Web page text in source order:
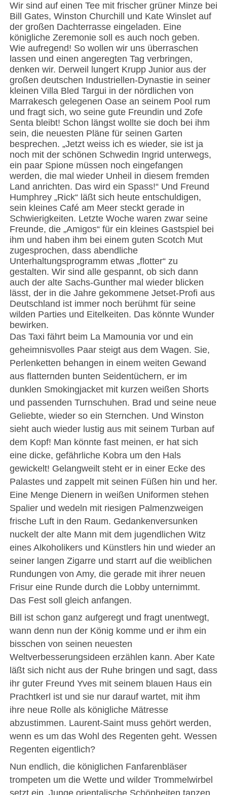
Wir sind auf einen Tee mit frischer grüner Minze bei
Bill Gates, Winston Churchill und Kate Winslet auf
der großen Dachterrasse eingeladen. Eine
königliche Zeremonie soll es auch noch geben.
Wie aufregend! So wollen wir uns überraschen
lassen und einen angeregten Tag verbringen,
denken wir. Derweil lungert Krupp Junior aus der
großen deutschen Industriellen-Dynastie in seiner
kleinen Villa Bled Targui in der nördlichen von
Marrakesch gelegenen Oase an seinem Pool rum
und fragt sich, wo seine gute Freundin und Zofe
Senta bleibt! Schon längst wollte sie doch bei ihm
sein, die neuesten Pläne für seinen Garten
besprechen. „Jetzt weiss ich es wieder, sie ist ja
noch mit der schönen Schwedin Ingrid unterwegs,
ein paar Spione müssen noch eingefangen
werden, die mal wieder Unheil in diesem fremden
Land anrichten. Das wird ein Spass!“ Und Freund
Humphrey „Rick“ läßt sich heute entschuldigen,
sein kleines Café am Meer steckt gerade in
Schwierigkeiten. Letzte Woche waren zwar seine
Freunde, die „Amigos“ für ein kleines Gastspiel bei
ihm und haben ihm bei einem guten Scotch Mut
zugesprochen, dass abendliche
Unterhaltungsprogramm etwas „flotter“ zu
gestalten. Wir sind alle gespannt, ob sich dann
auch der alte Sachs-Gunther mal wieder blicken
lässt, der in die Jahre gekommene Jetset-Profi aus
Deutschland ist immer noch berühmt für seine
wilden Parties und Eitelkeiten. Das könnte Wunder
bewirken.
Das Taxi fährt beim La Mamounia vor und ein
geheimnisvolles Paar steigt aus dem Wagen. Sie,
Perlenketten behangen in einem weiten Gewand
aus flatternden bunten Seidentüchern, er im
dunklen Smokingjacket mit kurzen weißen Shorts
und passenden Turnschuhen. Brad und seine neue
Geliebte, wieder so ein Sternchen. Und Winston
sieht auch wieder lustig aus mit seinem Turban auf
dem Kopf! Man könnte fast meinen, er hat sich
eine dicke, gefährliche Kobra um den Hals
gewickelt! Gelangweilt steht er in einer Ecke des
Palastes und zappelt mit seinen Füßen hin und her.
Eine Menge Dienern in weißen Uniformen stehen
Spalier und wedeln mit riesigen Palmenzweigen
frische Luft in den Raum. Gedankenversunken
nuckelt der alte Mann mit dem jugendlichen Witz
eines Alkoholikers und Künstlers hin und wieder an
seiner langen Zigarre und starrt auf die weiblichen
Rundungen von Amy, die gerade mit ihrer neuen
Frisur eine Runde durch die Lobby unternimmt.
Das Fest soll gleich anfangen.
Bill ist schon ganz aufgeregt und fragt unentwegt,
wann denn nun der König komme und er ihm ein
bisschen von seinen neuesten
Weltverbesserungsideen erzählen kann. Aber Kate
läßt sich nicht aus der Ruhe bringen und sagt, dass
ihr guter Freund Yves mit seinem blauen Haus ein
Prachtkerl ist und sie nur darauf wartet, mit ihm
ihre neue Rolle als königliche Mätresse
abzustimmen. Laurent-Saint muss gehört werden,
wenn es um das Wohl des Regenten geht. Wessen
Regenten eigentlich?
Nun endlich, die königlichen Fanfarenbläser
trompeten um die Wette und wilder Trommelwirbel